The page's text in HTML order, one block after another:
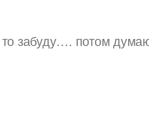
забуду…. потом